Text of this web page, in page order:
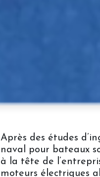
Après des études
naval pour bateaux
à la tête de
moteurs électriques